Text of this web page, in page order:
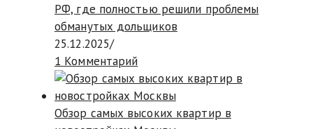
РФ, где полностью решили проблемы
обманутых дольщиков
25.12.2025/
1 Комментарий
Обзор самых высоких квартир в